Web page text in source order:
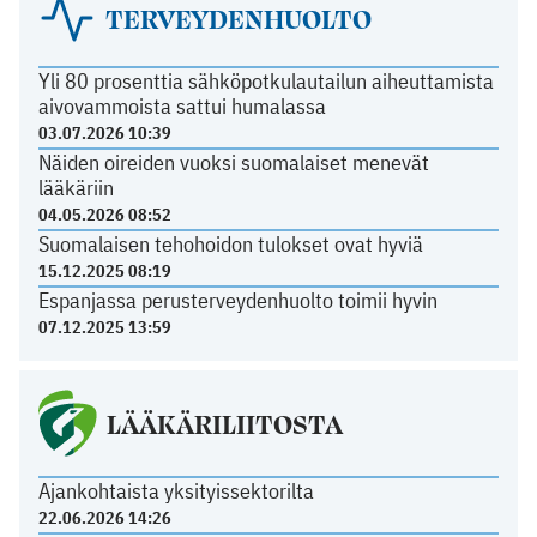
TERVEYDENHUOLTO
Yli 80 prosenttia sähköpotkulautailun aiheuttamista
aivovammoista sattui humalassa
03.07.2026 10:39
Näiden oireiden vuoksi suomalaiset menevät
lääkäriin
04.05.2026 08:52
Suomalaisen tehohoidon tulokset ovat hyviä
15.12.2025 08:19
Espanjassa perusterveydenhuolto toimii hyvin
07.12.2025 13:59
LÄÄKÄRILIITOSTA
Ajankohtaista yksityissektorilta
22.06.2026 14:26